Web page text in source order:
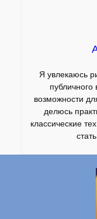
Я увлекаюсь
возможности
делюсь
классические